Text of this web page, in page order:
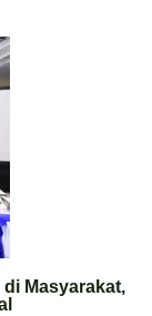
Masyarakat,